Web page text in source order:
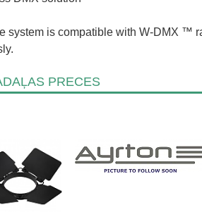
system is compatible with W-DMX ™
PRECES